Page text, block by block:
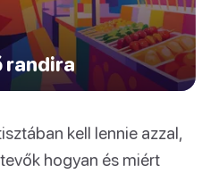
randira
kell lennie azzal,
hogyan és miért